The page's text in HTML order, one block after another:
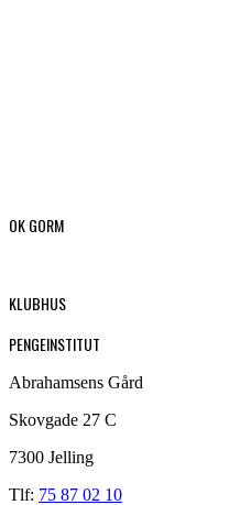
OK GORM
KLUBHUS
PENGEINSTITUT
Abrahamsens Gård
Skovgade 27 C
7300 Jelling
Tlf: 75 87 02 10